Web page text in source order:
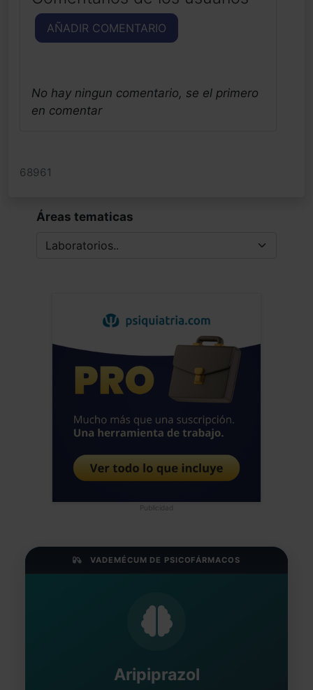
AÑADIR COMENTARIO
No hay ningun comentario, se el primero
en comentar
68961
Áreas tematicas
Publicidad
VADEMÉCUM DE PSICOFÁRMACOS
Aripiprazol